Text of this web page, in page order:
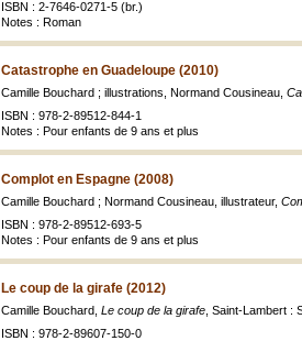
ISBN : 2-7646-0271-5 (br.)
Notes : Roman
Catastrophe en Guadeloupe (2010)
Camille Bouchard ; illustrations, Normand Cousineau,
ISBN : 978-2-89512-844-1
Notes : Pour enfants de 9 ans et plus
Complot en Espagne (2008)
Camille Bouchard ; Normand Cousineau, illustrateur,
ISBN : 978-2-89512-693-5
Notes : Pour enfants de 9 ans et plus
Le coup de la girafe (2012)
Camille Bouchard, Le coup de la girafe , Saint-Lambert :
ISBN : 978-2-89607-150-0